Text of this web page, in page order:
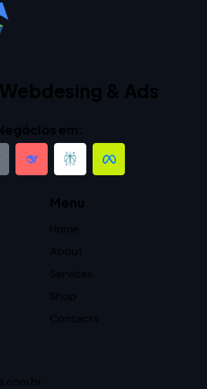
& Ads
em:
Menu
Home
About
Services
Shop
Contacts